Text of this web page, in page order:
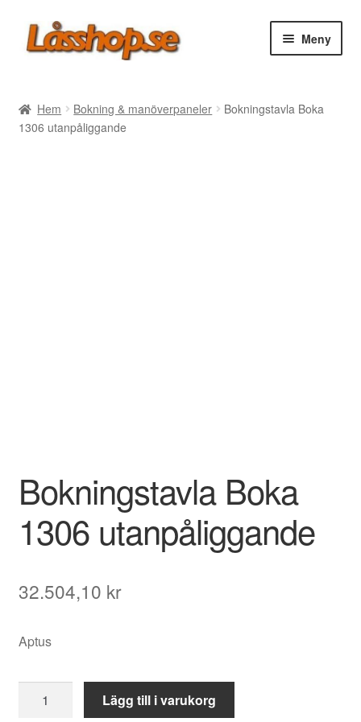
Hoppa
till
Hoppa
till
Meny
Rea
Hem Bokning & manöverpaneler
Bokningstavla Boka
1306 utanpåliggande
Bokningstavla Boka
1306 utanpåliggande
32.504,10 kr
Aptus
Boka
Lägg till i varukorg